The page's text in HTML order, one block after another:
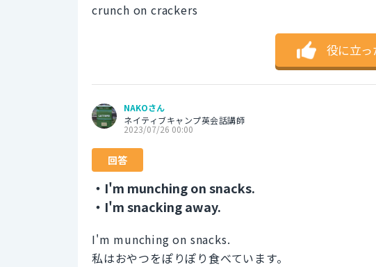
crunch on crackers
役に立っ
NAKOさん
ネイティブキャンプ英会話講師
2023/07/26 00:00
回答
・I'm munching on snacks.
・I'm snacking away.
I'm munching on snacks.
私はおやつをぽりぽり食べています。